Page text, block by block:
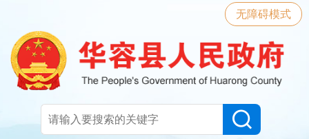
无障碍模式